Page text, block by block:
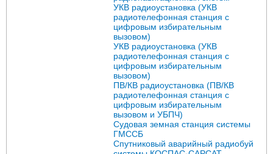
УКВ радиоустановка (УКВ
радиотелефонная станция с
цифровым избирательным
вызовом)
УКВ радиоустановка (УКВ
радиотелефонная станция с
цифровым избирательным
вызовом)
ПВ/КВ радиоустановка (ПВ/КВ
радиотелефонная станция с
цифровым избирательным
вызовом и УБПЧ)
Судовая земная станция системы
ГМССБ
Спутниковый аварийный радиобуй